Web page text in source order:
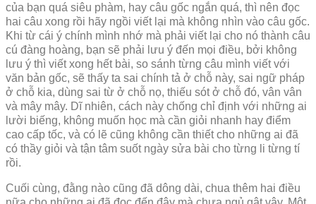
của bạn quá siêu phàm, hay câu gốc ngắn quá, thì nên đọc
hai câu xong rồi hãy ngồi viết lại mà không nhìn vào câu gốc.
Khi từ cái ý chính mình nhớ mà phải viết lại cho nó thành câu
cú đàng hoàng, bạn sẽ phải lưu ý đến mọi điều, bởi không
lưu ý thì viết xong hết bài, so sánh từng câu mình viết với
văn bản gốc, sẽ thấy ta sai chính tả ở chỗ này, sai ngữ pháp
ở chỗ kia, dùng sai từ ở chỗ nọ, thiếu sót ở chỗ đó, vân vân
và mây mây. Dĩ nhiên, cách này chống chỉ định với những ai
lười biếng, không muốn học mà cần giỏi nhanh hay điểm
cao cấp tốc, và có lẽ cũng không cần thiết cho những ai đã
có thầy giỏi và tận tâm suốt ngày sửa bài cho từng li từng tí
rồi.
Cuối cùng, đằng nào cũng đã dông dài, chua thêm hai điều